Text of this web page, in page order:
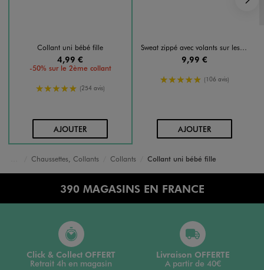
Collant uni bébé fille
4,99 €
-50% sur le 2ème collant
5/5 de moyenne
(254 avis)
AJOUTERAU PANIER
Sweat zippé avec volants sur les épaules bébé fille
9,99 €
5/5 de moyenne
(106 avis)
AJOUTERAU PANIER
AccueilChaussettes, Collants Collants Collant uni bébé fille
390 MAGASINS EN FRANCE
Click & Collect OFFERT
Retrait 4h en magasin
Livraison OFFERTE
A partir de 40€